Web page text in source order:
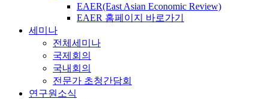
EAER(East Asian Economic Review)
EAER 홈페이지 바로가기
세미나
전체세미나
국제회의
국내회의
전문가 초청간담회
연구원소식